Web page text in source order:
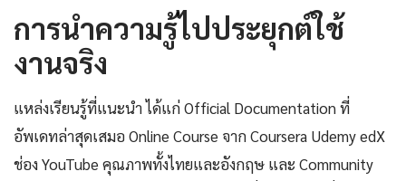
การนำความรู้ไปประยุกต์ใช้
งานจริง
แหล่งเรียนรู้ที่แนะนำ ได้แก่ Official Documentation ที่
อัพเดทล่าสุดเสมอ Online Course จาก Coursera Udemy edX
ช่อง YouTube คุณภาพทั้งไทยและอังกฤษ และ Community